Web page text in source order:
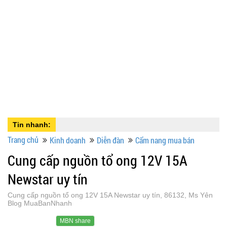
Tin nhanh:
Trang chủ Kinh doanh Diễn đàn Cẩm nang mua bán
Cung cấp nguồn tổ ong 12V 15A
Newstar uy tín
Cung cấp nguồn tổ ong 12V 15A Newstar uy tín, 86132, Ms Yên
Blog MuaBanNhanh
MBN share